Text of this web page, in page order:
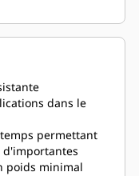
dans le
permettant
d'importantes
poids minimal